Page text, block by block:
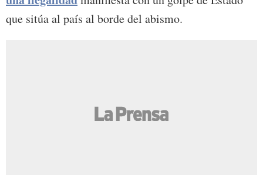
que sitúa al país al borde del abismo.